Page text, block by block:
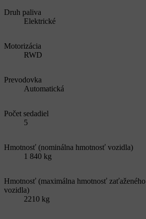
Druh paliva
Elektrické
Motorizácia
RWD
Prevodovka
Automatická
Počet sedadiel
5
Hmotnosť (nominálna hmotnosť vozidla)
1 840 kg
Hmotnosť (maximálna hmotnosť zaťaženého
vozidla)
2210 kg